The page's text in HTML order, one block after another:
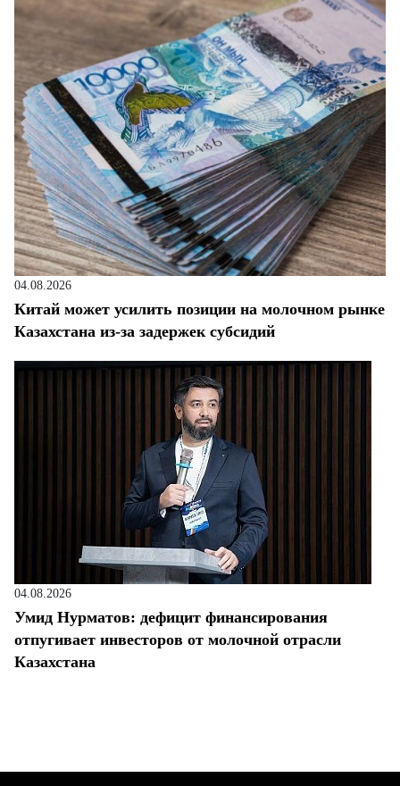
04.08.2026
Китай может усилить позиции на молочном рынке
Казахстана из-за задержек субсидий
04.08.2026
Умид Нурматов: дефицит финансирования
отпугивает инвесторов от молочной отрасли
Казахстана